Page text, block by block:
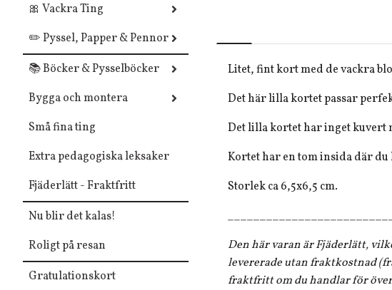
🎀 Vackra Ting
✏️ Pyssel, Papper & Pennor
📚 Böcker & Pysselböcker
Bygga och montera
Små fina ting
Extra pedagogiska leksaker
Fjäderlätt - Fraktfritt
Nu blir det kalas!
Roligt på resan
Gratulationskort
Litet, fint kort med de vackra
Det här lilla kortet passar
Det lilla kortet har inget kuvert
Kortet har en tom insida där
Storlek ca 6,5x6,5 cm.
Den här varan är Fjäderlätt,
levererade utan fraktkostnad
fraktfritt om du handlar för